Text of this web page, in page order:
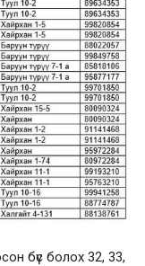
бүс болох 32, 33,